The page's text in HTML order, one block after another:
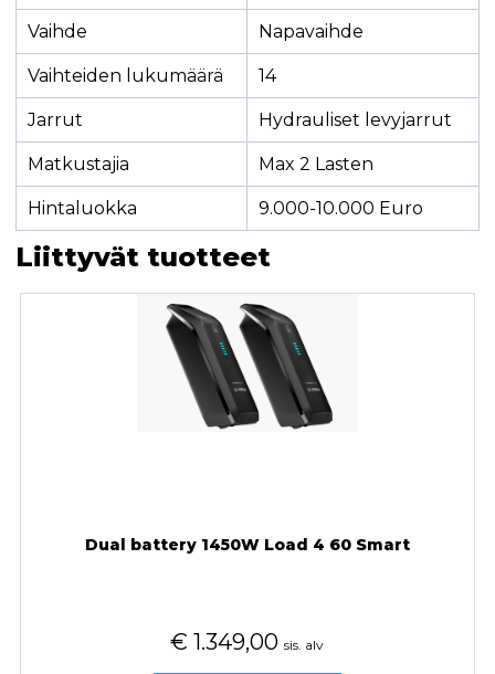
Vaihde Napavaihde
Vaihteiden lukumäärä 14
Jarrut Hydrauliset levyjarrut
Matkustajia Max 2 Lasten
Hintaluokka 9.000-10.000 Euro
Liittyvät tuotteet
Dual battery 1450W Load 4 60 Smart
€ 1.349,00 sis. alv